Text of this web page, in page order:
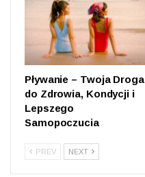
Pływanie – Twoja Droga
do Zdrowia, Kondycji i
Lepszego
Samopoczucia
PREV NEXT